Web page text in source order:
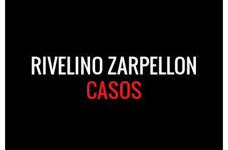
RIVELINO ZARPELLON
CASOS